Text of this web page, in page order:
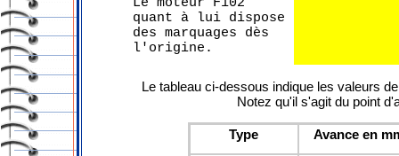
Le moteur F102
quant à lui dispose
des marquages dès
l'origine.
Le tableau ci-dessous indique les valeurs
Notez qu'il s'agit du point
Type
Avance en